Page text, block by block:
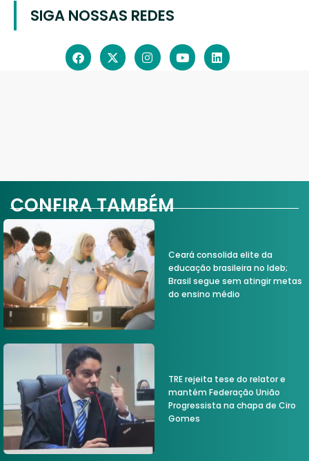
SIGA NOSSAS REDES
CONFIRA TAMBÉM
Ceará consolida elite da
educação brasileira no Ideb;
Brasil segue sem atingir metas
do ensino médio
TRE rejeita tese do relator e
mantém Federação União
Progressista na chapa de Ciro
Gomes